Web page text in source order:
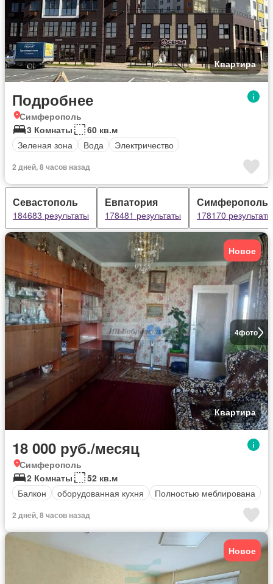
Квартира
Подробнее
Симферополь
3 Комнаты
60 кв.м
Зеленая зона
Вода Электричество
2 дней, 8 часов назад
Севастополь
184683 результаты
Евпатория
178481 результаты
Симферополь
178170 результаты
4фото
Новое
Квартира
18 000 руб./месяц
Симферополь
2 Комнаты
52 кв.м
Балкон
оборудованная кухня Полностью меблирована
2 дней, 8 часов назад
Новое